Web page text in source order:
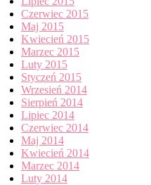
Czerwiec 2015
Maj 2015
Kwiecień 2015
Marzec 2015
Luty 2015
Styczeń 2015
Wrzesień 2014
Sierpień 2014
Lipiec 2014
Czerwiec 2014
Maj 2014
Kwiecień 2014
Marzec 2014
Luty 2014